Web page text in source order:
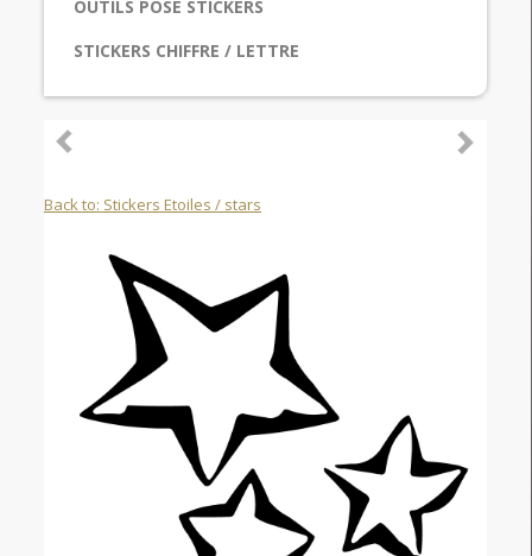
OUTILS POSE STICKERS
STICKERS CHIFFRE / LETTRE
Back to: Stickers Etoiles / stars